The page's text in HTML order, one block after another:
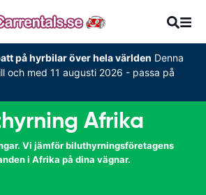
på hyrbilar över hela världen Denna
och med 11 augusti 2026 - passa på
Afrika
Vi jämför biluthyrningsföretagens
i Afrika på dina vägnar.